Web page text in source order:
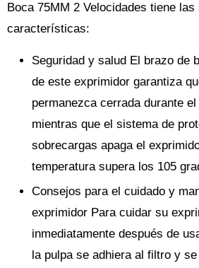
Boca 75MM 2 Velocidades tiene las
características:
Seguridad y salud El brazo de
de este exprimidor garantiza
permanezca cerrada durante
mientras que el sistema de
sobrecargas apaga el
temperatura supera los 105
Consejos para el cuidado y
exprimidor Para cuidar su
inmediatamente después de
la pulpa se adhiera al filtro y